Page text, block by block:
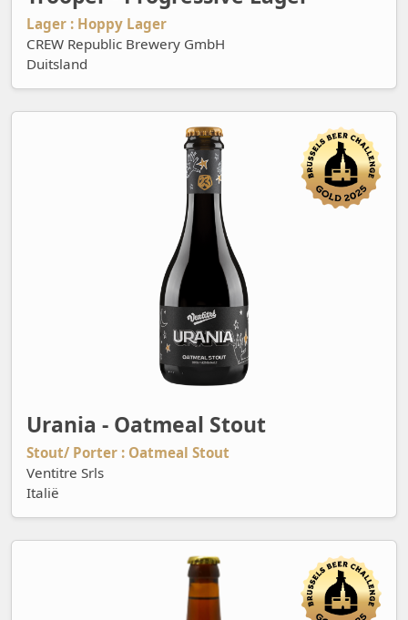
Lager : Hoppy Lager
CREW Republic Brewery GmbH
Duitsland
Urania - Oatmeal Stout
Stout/ Porter : Oatmeal Stout
Ventitre Srls
Italië
Vinum